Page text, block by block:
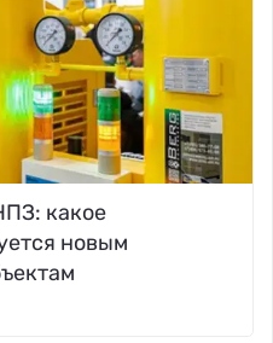
какое
новым